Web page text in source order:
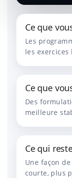
Ce que
Les
les exercices
Ce que
Des
meilleure
Ce qui
Une façon
courte, plus